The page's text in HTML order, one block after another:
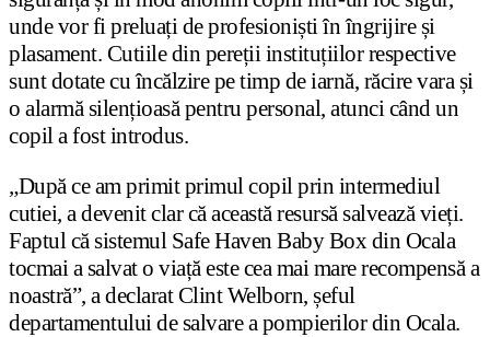
unde vor fi preluați de profesioniști în îngrijire și
plasament. Cutiile din pereții instituțiilor respective
sunt dotate cu încălzire pe timp de iarnă, răcire vara și
o alarmă silențioasă pentru personal, atunci când un
copil a fost introdus.
„După ce am primit primul copil prin intermediul
cutiei, a devenit clar că această resursă salvează vieți.
Faptul că sistemul Safe Haven Baby Box din Ocala
tocmai a salvat o viață este cea mai mare recompensă a
noastră”, a declarat Clint Welborn, șeful
departamentului de salvare a pompierilor din Ocala.